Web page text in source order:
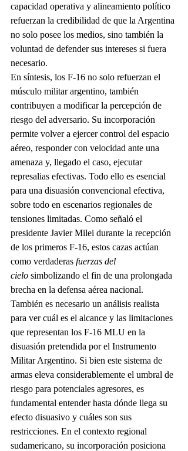
capacidad operativa y alineamiento político
refuerzan la credibilidad de que la Argentina
no solo posee los medios, sino también la
voluntad de defender sus intereses si fuera
necesario.
En síntesis, los F-16 no solo refuerzan el
músculo militar argentino, también
contribuyen a modificar la percepción de
riesgo del adversario. Su incorporación
permite volver a ejercer control del espacio
aéreo, responder con velocidad ante una
amenaza y, llegado el caso, ejecutar
represalias efectivas. Todo ello es esencial
para una disuasión convencional efectiva,
sobre todo en escenarios regionales de
tensiones limitadas. Como señaló el
presidente Javier Milei durante la recepción
de los primeros F-16, estos cazas actúan
como verdaderas fuerzas del
cielo simbolizando el fin de una prolongada
brecha en la defensa aérea nacional.
También es necesario un análisis realista
para ver cuál es el alcance y las limitaciones
que representan los F-16 MLU en la
disuasión pretendida por el Instrumento
Militar Argentino. Si bien este sistema de
armas eleva considerablemente el umbral de
riesgo para potenciales agresores, es
fundamental entender hasta dónde llega su
efecto disuasivo y cuáles son sus
restricciones. En el contexto regional
sudamericano, su incorporación posiciona